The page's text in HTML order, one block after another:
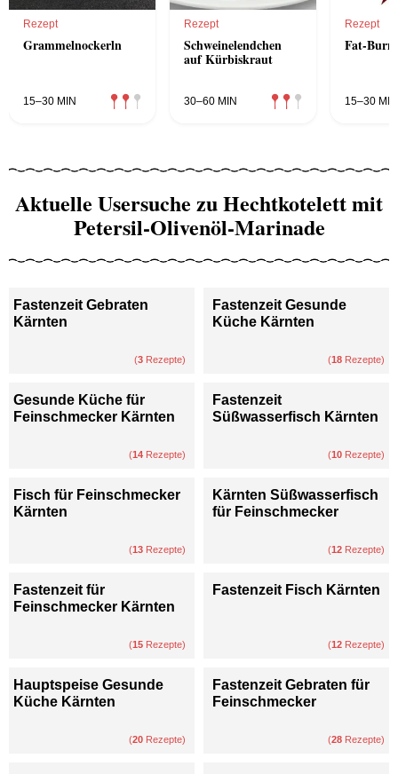
Rezept
Grammelnockerln
15–30 MIN
Rezept
Schweinelendchen
auf Kürbiskraut
30–60 MIN
Rezept
Fat-
15–30 MIN
Aktuelle Usersuche zu Hechtkotelett mit
Petersil-Olivenöl-Marinade
Fastenzeit Gebraten
Kärnten
(3 Rezepte)
Fastenzeit Gesunde
Küche Kärnten
(18 Rezepte)
Gesunde Küche für
Feinschmecker Kärnten
(14 Rezepte)
Fastenzeit
Süßwasserfisch Kärnten
(10 Rezepte)
Fisch für Feinschmecker
Kärnten
(13 Rezepte)
Kärnten Süßwasserfisch
für Feinschmecker
(12 Rezepte)
Fastenzeit für
Feinschmecker Kärnten
(15 Rezepte)
Fastenzeit Fisch Kärnten
(12 Rezepte)
Hauptspeise Gesunde
Küche Kärnten
(20 Rezepte)
Fastenzeit Gebraten für
Feinschmecker
(28 Rezepte)